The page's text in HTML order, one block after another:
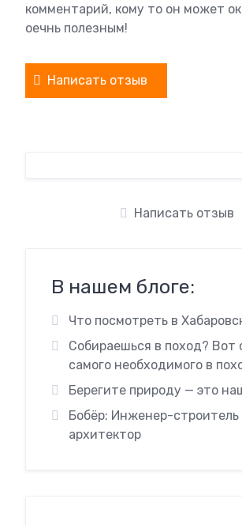
комментарий, кому то он может
оечнь полезным!
Написать отзыв
Написать отзыв
В нашем блоге:
Что посмотреть в
Собираешься в поход? Вот
самого необходимого в
Берегите природу — это
Бобёр: Инженер-строитель
архитектор